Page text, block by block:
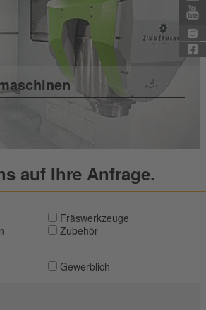
auf Ihre Anfrage.
Fräswerkzeuge
Zubehör
Gewerblich